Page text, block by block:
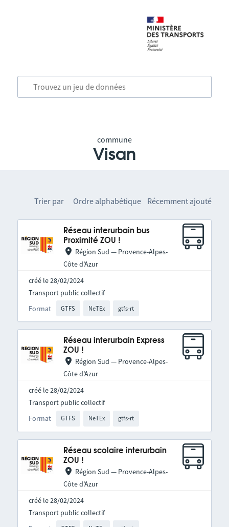
commune
Visan
Trier par Ordre alphabétique Récemment ajouté
Réseau interurbain bus
Proximité ZOU !
Région Sud — Provence-Alpes-
Côte d’Azur
créé le 28/02/2024
Format GTFS NeTEx gtfs-rt
Transport public collectif
Réseau interurbain Express
ZOU !
Région Sud — Provence-Alpes-
Côte d’Azur
créé le 28/02/2024
Format GTFS NeTEx gtfs-rt
Transport public collectif
Réseau scolaire interurbain
ZOU !
Région Sud — Provence-Alpes-
Côte d’Azur
créé le 28/02/2024
Transport public collectif